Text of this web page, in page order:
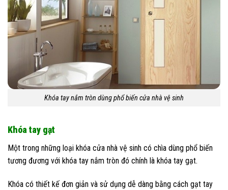
Khóa tay nắm tròn dùng phổ biến cửa nhà vệ sinh
Khóa tay gạt
Một trong những loại khóa cửa nhà vệ sinh có chìa dùng phổ biến
tương đương với khóa tay nắm tròn đó chính là khóa tay gạt.
Khóa có thiết kế đơn giản và sử dụng dễ dàng bằng cách gạt tay